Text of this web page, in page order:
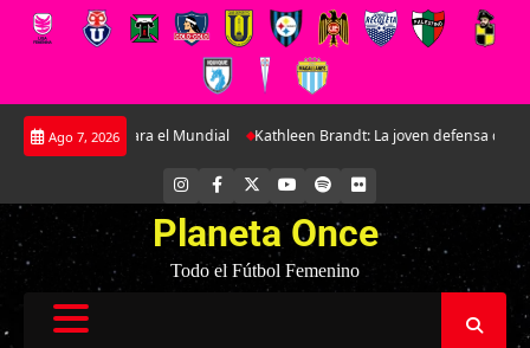
Saltar
Ago 7, 2026
preparatorio para el Mundial Kathleen Brandt: La joven defensa que
INSTAGRAM
FACEBOOK YOUTUBE
SPOTIFYFLICKR
Planeta Once
Todo el Fútbol Femenino